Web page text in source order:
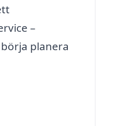
–
planera